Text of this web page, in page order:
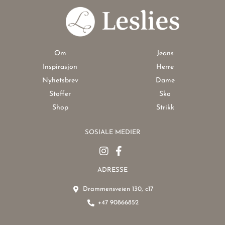
Om
Inspirasjon
Nyhetsbrev
Stoffer
Shop
Jeans
Herre
Dame
Sko
Strikk
SOSIALE MEDIER
ADRESSE
Drammensveien 130, c17
+47 90866852